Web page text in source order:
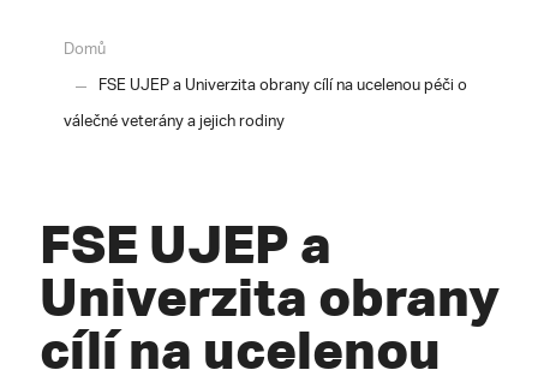
Domů
FSE UJEP a Univerzita obrany cílí na ucelenou péči o
válečné veterány a jejich rodiny
FSE UJEP a
Univerzita obrany
cílí na ucelenou